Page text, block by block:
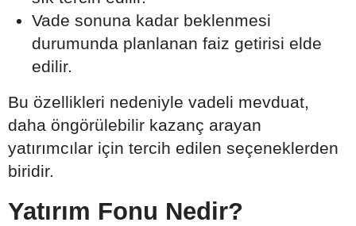
Vade sonuna kadar beklenmesi
durumunda planlanan faiz getirisi elde
edilir.
Bu özellikleri nedeniyle vadeli mevduat,
daha öngörülebilir kazanç arayan
yatırımcılar için tercih edilen seçeneklerden
biridir.
Yatırım Fonu Nedir?